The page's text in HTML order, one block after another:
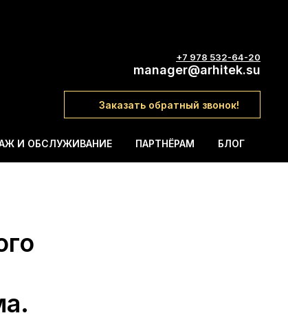
+7 978 532-64-20
manager@arhitek.su
Заказать обратный звонок!
И ОБСЛУЖИВАНИЕ ПАРТНЁРАМ
БЛОГ